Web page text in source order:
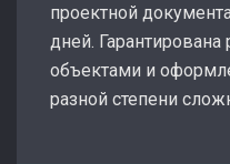
проектной
дней.
объектами и
разной степени